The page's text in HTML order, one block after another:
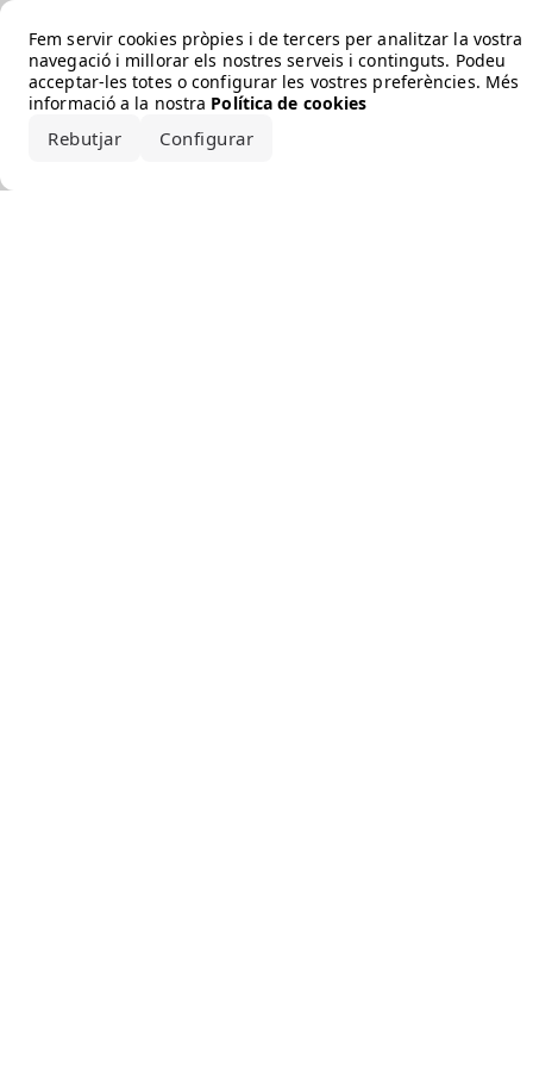
Fem servir cookies pròpies i de tercers per analitzar la vostra
navegació i millorar els nostres serveis i continguts. Podeu
acceptar-les totes o configurar les vostres preferències. Més
informació a la nostra Política de cookies
Rebutjar Configurar
Error loading the brand